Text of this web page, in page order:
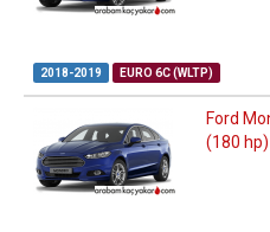
2018-2019 EURO 6C (WLTP)
Ford
(180 hp)